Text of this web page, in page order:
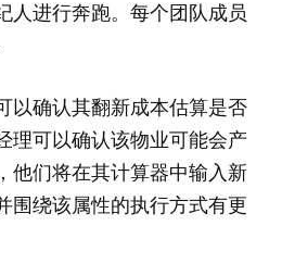
人进行奔跑。每个团队成员
以确认其翻新成本估算是否
理可以确认该物业可能会产
他们将在其计算器中输入新
围绕该属性的执行方式有更